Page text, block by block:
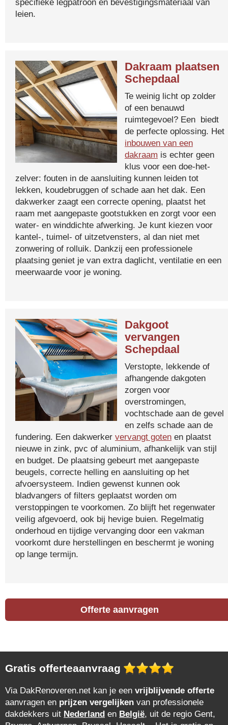
specifieke legpatroon en bevestigingsmateriaal van
leien.
Dakraam plaatsen
Schepdaal
Te weinig licht op zolder
of een benauwd
ruimtegevoel? Een biedt
de perfecte oplossing. Het
inbouwen van een
dakraam is echter geen
klus voor een doe-het-
zelver: fouten in de aansluiting kunnen leiden tot
lekken, koudebruggen of schade aan het dak. Een
dakwerker zaagt een correcte opening, plaatst het
raam met aangepaste gootstukken en zorgt voor een
water- en winddichte afwerking. Je kunt kiezen voor
kantel-, tuimel- of uitzetvensters, al dan niet met
zonwering of rolluik. Dankzij een professionele
plaatsing geniet je van extra daglicht, ventilatie en een
meerwaarde voor je woning.
Dakgoot
vervangen
Schepdaal
Verstopte, lekkende of
afhangende dakgoten
zorgen voor
overstromingen,
vochtschade aan de gevel
en zelfs schade aan de
fundering. Een dakwerker vervangt goten en plaatst
nieuwe in zink, pvc of aluminium, afhankelijk van stijl
en budget. De plaatsing gebeurt met aangepaste
beugels, correcte helling en aansluiting op het
afvoersysteem. Indien gewenst kunnen ook
bladvangers of filters geplaatst worden om
verstoppingen te voorkomen. Zo blijft het regenwater
veilig afgevoerd, ook bij hevige buien. Regelmatig
onderhoud en tijdige vervanging door een vakman
voorkomt dure herstellingen en beschermt je woning
op lange termijn.
Offerte aanvragen
Gratis offerteaanvraag
Via DakRenoveren.net kan je een vrijblijvende offerte
aanvragen en prijzen vergelijken van professionele
dakdekkers uit Nederland en België, uit de regio Gent,